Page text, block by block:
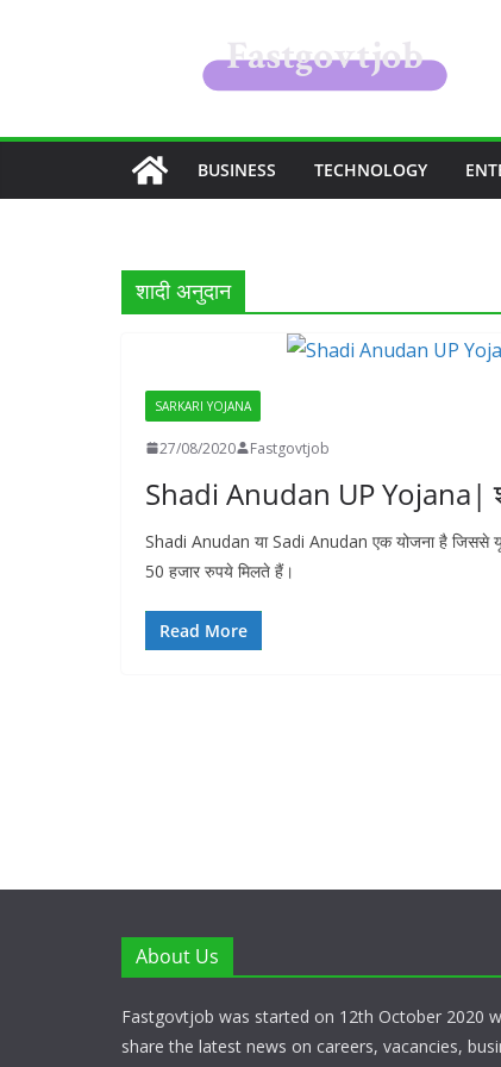
BUSINESS TECHNOLOGY
शादी अनुदान
SARKARI YOJANA
27/08/2020 Fastgovtjob
Shadi Anudan UP Yojana|
Shadi Anudan या Sadi Anudan एक योजना है जिससे
50 हजार रुपये मिलते हैं।
Read More
About Us
Fastgovtjob was started on 12th October 2020
share the latest news on careers, vacancies,